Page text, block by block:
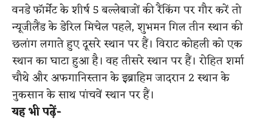
वनडे फॉर्मेट के शीर्ष 5 बल्लेबाजों की रैंकिंग पर गौर करें तो
न्यूजीलैंड के डेरिल मिचेल पहले, शुभमन गिल तीन स्थान की
छलांग लगाते हुए दूसरे स्थान पर हैं। विराट कोहली को एक
स्थान का घाटा हुआ है। वह तीसरे स्थान पर हैं। रोहित शर्मा
चौथे और अफगानिस्तान के इब्राहिम जादरान 2 स्थान के
नुकसान के साथ पांचवें स्थान पर हैं।
यह भी पढ़ें-